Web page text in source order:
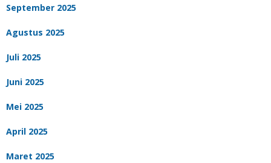
September 2025
Agustus 2025
Juli 2025
Juni 2025
Mei 2025
April 2025
Maret 2025